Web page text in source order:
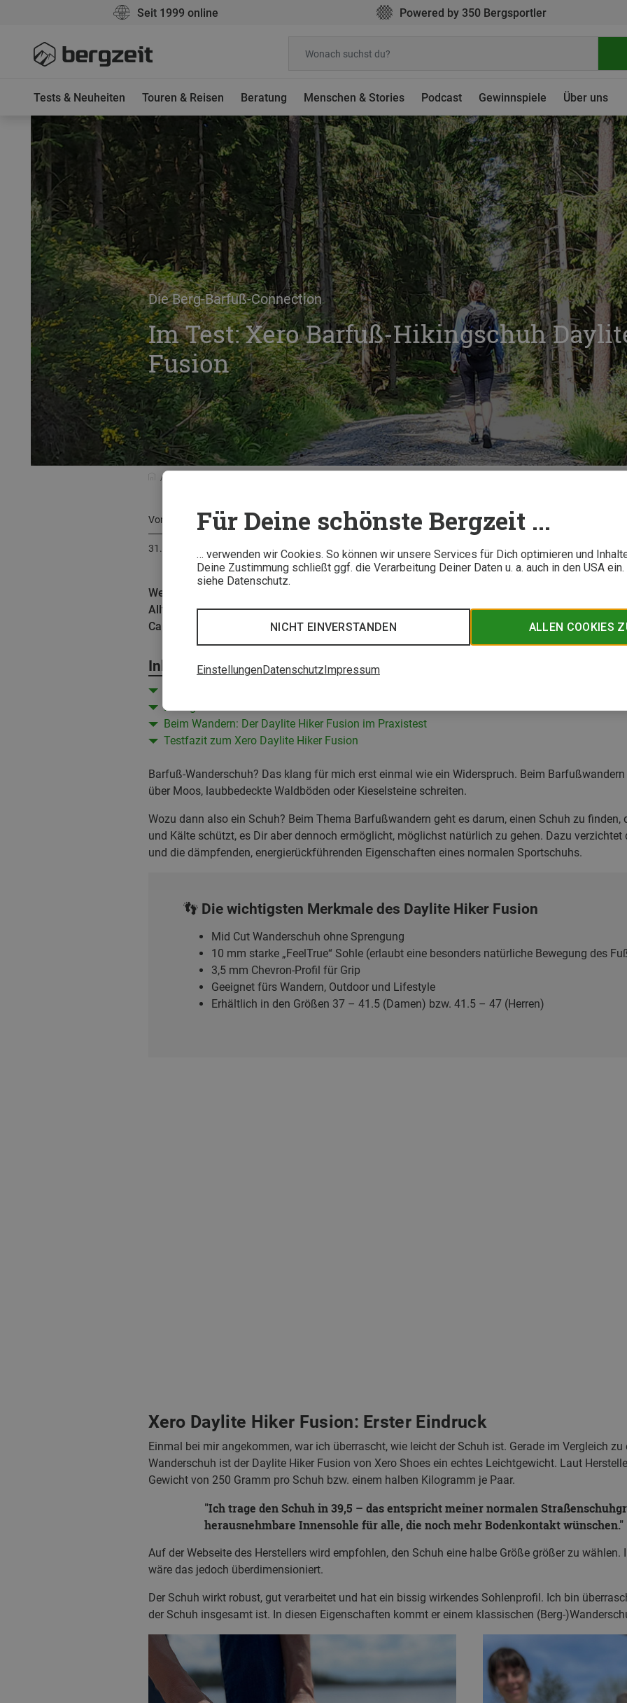
Für Deine schönste Bergzeit ...
… verwenden wir Cookies. So können wir unsere Services für Dich optimieren und
Deine Zustimmung schließt ggf. die Verarbeitung Deiner Daten u. a. auch in den USA
siehe Datenschutz.
ALLEN COOKIES
NICHT EINVERSTANDEN
EinstellungenDatenschutzImpressum
Seit 1999 online Powered by 350 Bergsportler
Tests & Neuheiten Touren & Reisen Beratung Menschen & Stories Podcast Gewinnspiele Über uns
Die Berg-Barfuß-Connection
Im Test: Xero Barfuß-Hikingschuh
Fusion
Von Caroline Opp
31. Mai 2023
Weniger ist manchmal mehr: So zumindest lautet das Konzept von Barfußschuhen. Die gibt
Alltag, sondern auch zum Wandern. Den Barfuß-Hikingschuh "Daylite Hiker Fusion" von Xero
Caro näher angesehen.
Inhalt
Nachgemessen: Daten zum Barfuß-Wanderschuh
Beim Wandern: Der Daylite Hiker Fusion im Praxistest
Testfazit zum Xero Daylite Hiker Fusion
Barfuß-Wanderschuh? Das klang für mich erst einmal wie ein Widerspruch. Beim
über Moos, laubbedeckte Waldböden oder Kieselsteine schreiten.
Wozu dann also ein Schuh? Beim Thema Barfußwandern geht es darum, einen Schuh zu finden,
und Kälte schützt, es Dir aber dennoch ermöglicht, möglichst natürlich zu gehen. Dazu verzichtet
und die dämpfenden, energierückführenden Eigenschaften eines normalen Sportschuhs.
👣 Die wichtigsten Merkmale des Daylite Hiker Fusion
Mid Cut Wanderschuh ohne Sprengung
10 mm starke „FeelTrue“ Sohle (erlaubt eine besonders natürliche Bewegung des
3,5 mm Chevron-Profil für Grip
Geeignet fürs Wandern, Outdoor und Lifestyle
Erhältlich in den Größen 37 – 41.5 (Damen) bzw. 41.5 – 47 (Herren)
Xero Daylite Hiker Fusion: Erster Eindruck
Einmal bei mir angekommen, war ich überrascht, wie leicht der Schuh ist. Gerade im Vergleich
Wanderschuh ist der Daylite Hiker Fusion von Xero Shoes ein echtes Leichtgewicht. Laut
Gewicht von 250 Gramm pro Schuh bzw. einem halben Kilogramm je Paar.
Ich trage den Schuh in 39,5 – das entspricht meiner normalen
herausnehmbare Innensohle für alle, die noch mehr Bodenkontakt wünschen.
Auf der Webseite des Herstellers wird empfohlen, den Schuh eine halbe Größe größer zu
wäre das jedoch überdimensioniert.
Der Schuh wirkt robust, gut verarbeitet und hat ein bissig wirkendes Sohlenprofil. Ich bin
der Schuh insgesamt ist. In diesen Eigenschaften kommt er einem klassischen (Berg-